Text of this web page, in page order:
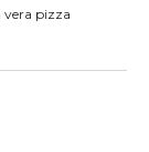
vera pizza